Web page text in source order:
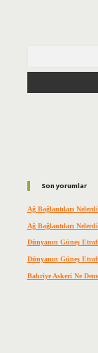
Son yorumlar
Ağ Bağlantıları
Ağ Bağlantıları
Dünyanın Güneş
Dünyanın Güneş
Bahriye Askeri Ne